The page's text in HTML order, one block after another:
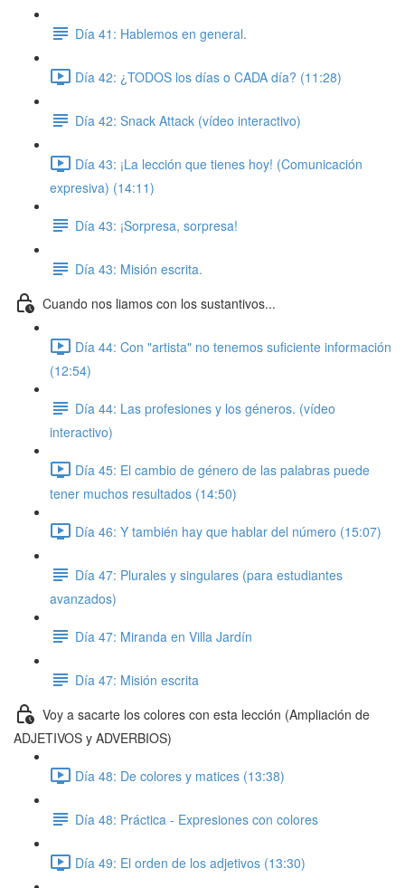
Día 41: Hablemos en general.
Día 42: ¿TODOS los días o CADA día? (11:28)
Día 42: Snack Attack (vídeo interactivo)
Día 43: ¡La lección que tienes hoy! (Comunicación
expresiva) (14:11)
Día 43: ¡Sorpresa, sorpresa!
Día 43: Misión escrita.
Cuando nos liamos con los sustantivos...
Día 44: Con "artista" no tenemos suficiente información
(12:54)
Día 44: Las profesiones y los géneros. (vídeo
interactivo)
Día 45: El cambio de género de las palabras puede
tener muchos resultados (14:50)
Día 46: Y también hay que hablar del número (15:07)
Día 47: Plurales y singulares (para estudiantes
avanzados)
Día 47: Miranda en Villa Jardín
Día 47: Misión escrita
Voy a sacarte los colores con esta lección (Ampliación de
ADJETIVOS y ADVERBIOS)
Día 48: De colores y matices (13:38)
Día 48: Práctica - Expresiones con colores
Día 49: El orden de los adjetivos (13:30)